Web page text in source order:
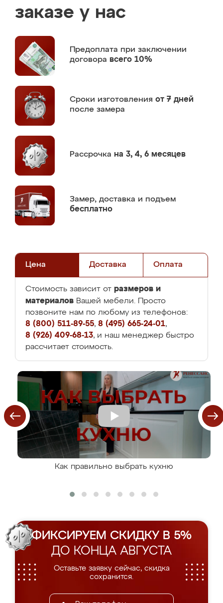
заказе у нас
Предоплата при заключении
договора всего 10%
Сроки изготовления от 7 дней
после замера
Рассрочка на 3, 4, 6 месяцев
Замер, доставка и подъем
бесплатно
Цена Доставка Оплата
Стоимость зависит от размеров и
материалов Вашей мебели. Просто
позвоните нам по любому из телефонов:
8 (800) 511-89-55, 8 (495) 665-24-01,
8 (926) 409-68-13, и наш менеджер быстро
рассчитает стоимость.
Как правильно выбрать кухню
ФИКСИРУЕМ СКИДКУ В 5%
ДО КОНЦА АВГУСТА
Оставьте заявку сейчас, скидка
сохранится.